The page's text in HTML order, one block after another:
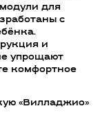
для
с
и
упрощают
комфортное
«Вилладжио»